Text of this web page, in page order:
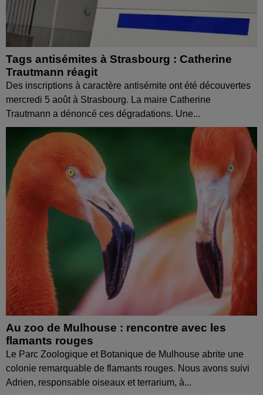
Tags antisémites à Strasbourg : Catherine
Trautmann réagit
Des inscriptions à caractère antisémite ont été découvertes
mercredi 5 août à Strasbourg. La maire Catherine
Trautmann a dénoncé ces dégradations. Une...
Au zoo de Mulhouse : rencontre avec les
flamants rouges
Le Parc Zoologique et Botanique de Mulhouse abrite une
colonie remarquable de flamants rouges. Nous avons suivi
Adrien, responsable oiseaux et terrarium, à...